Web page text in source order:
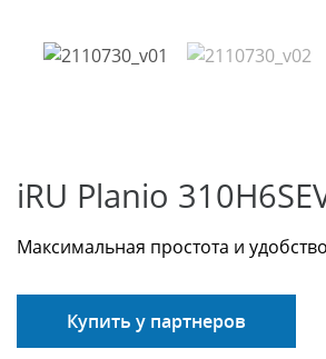
iRU Planio
Максимальная простота и
Купить у партнеров